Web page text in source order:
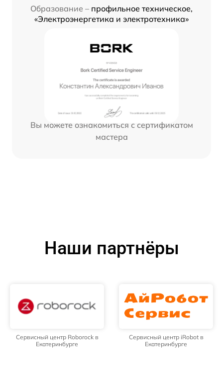
Образование – профильное техническое,
«Электроэнергетика и электротехника»
Вы можете ознакомиться с сертификатом
мастера
Наши партнёры
Сервисный центр Roborock в
Екатеринбурге
Сервисный центр iRobot в
Екатеринбурге